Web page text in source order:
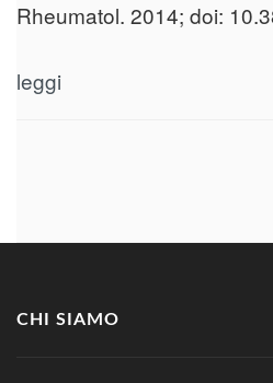
Rheumatol. 2014; doi:
leggi
CHI SIAMO